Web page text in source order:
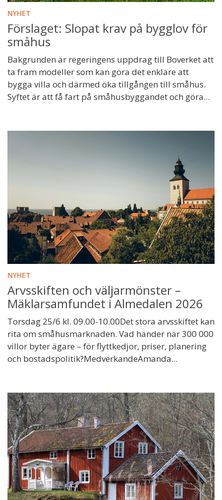
NYHET
Förslaget: Slopat krav på bygglov för
småhus
Bakgrunden är regeringens uppdrag till Boverket att
ta fram modeller som kan göra det enklare att
bygga villa och därmed öka tillgången till småhus.
Syftet är att få fart på småhusbyggandet och göra...
NYHET
Arvsskiften och väljarmönster –
Mäklarsamfundet i Almedalen 2026
Torsdag 25/6 kl. 09.00-10.00Det stora arvsskiftet kan
rita om småhusmarknaden. Vad händer när 300 000
villor byter ägare – för flyttkedjor, priser, planering
och bostadspolitik?MedverkandeAmanda...